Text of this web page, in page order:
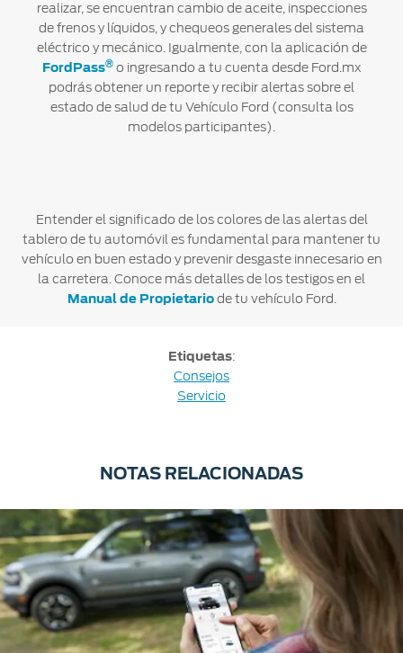
realizar, se encuentran cambio de aceite, inspecciones
de frenos y líquidos, y chequeos generales del sistema
eléctrico y mecánico. Igualmente, con la aplicación de
FordPass®o ingresando a tu cuenta desde Ford.mx
podrás obtener un reporte y recibir alertas sobre el
estado de salud de tu Vehículo Ford (consulta los
modelos participantes).
Entender el significado de los colores de las alertas del
tablero de tu automóvil es fundamental para mantener tu
vehículo en buen estado y prevenir desgaste innecesario en
la carretera. Conoce más detalles de los testigos en el
Manual de Propietariode tu vehículo Ford.
Etiquetas:
Consejos
Servicio
NOTAS RELACIONADAS